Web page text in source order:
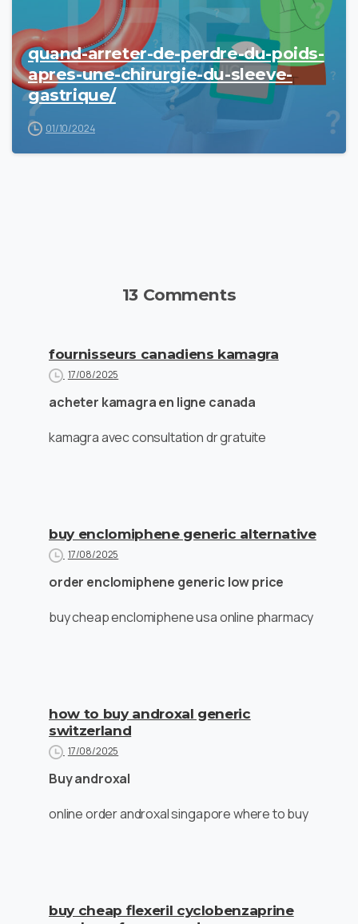
quand-arreter-de-perdre-du-poids-
apres-une-chirurgie-du-sleeve-
gastrique/
01/10/2024
13 Comments
fournisseurs canadiens kamagra
17/08/2025
acheter kamagra en ligne canada
kamagra avec consultation dr gratuite
buy enclomiphene generic alternative
17/08/2025
order enclomiphene generic low price
buy cheap enclomiphene usa online pharmacy
how to buy androxal generic
switzerland
17/08/2025
Buy androxal
online order androxal singapore where to buy
buy cheap flexeril cyclobenzaprine